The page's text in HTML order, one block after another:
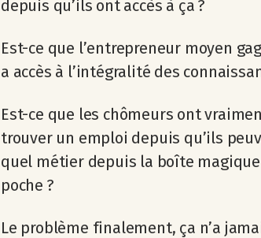
depuis qu’ils ont accès à ça ?
Est-ce que l’entrepreneur moyen
a accès à l’intégralité des
Est-ce que les chômeurs ont
trouver un emploi depuis qu’ils
quel métier depuis la boîte
poche ?
Le problème finalement, ça n’a